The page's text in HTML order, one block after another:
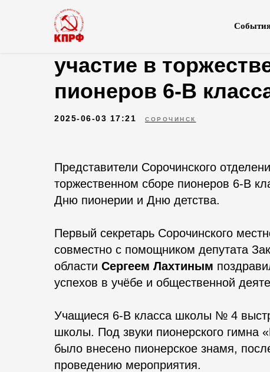
В Сорочинске
участие в
пионеров 6-В
2025-06-03 17:21 СОРОЧИНСК
Представители Сорочинского
торжественном сборе пионеров 6-В
Дню пионерии и Дню детства.
Первый секретарь Сорочинского
совместно с помощником депутата
области Сергеем Лахтиным
успехов в учёбе и общественной
Учащиеся 6-В класса школы № 4
школы. Под звуки пионерского гимна
было внесено пионерское знамя,
проведению мероприятия.